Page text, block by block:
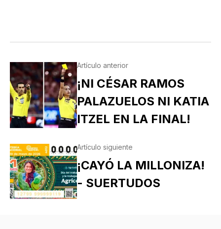
Artículo anterior
¡NI CÉSAR RAMOS
PALAZUELOS NI KATIA
ITZEL EN LA FINAL!
Artículo siguiente
¡CAYÓ LA MILLONIZA!
- SUERTUDOS